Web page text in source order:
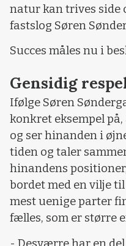
natur kan trives side
fastslog Søren
Succes måles nu i
Gensidig
Ifølge Søren
konkret eksempel
og ser hinanden i
tiden og taler
hinandens
bordet med en vilje
mest uenige parter
fælles, som er større
- Desværre har en